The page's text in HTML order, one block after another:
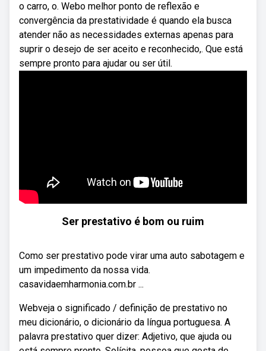
o carro, o. Webo melhor ponto de reflexão e
convergência da prestatividade é quando ela busca
atender não as necessidades externas apenas para
suprir o desejo de ser aceito e reconhecido,. Que está
sempre pronto para ajudar ou ser útil.
Ser prestativo é bom ou ruim
Como ser prestativo pode virar uma auto sabotagem e
um impedimento da nossa vida.
casavidaemharmonia.com.br ...
Webveja o significado / definição de prestativo no
meu dicionário, o dicionário da língua portuguesa. A
palavra prestativo quer dizer: Adjetivo, que ajuda ou